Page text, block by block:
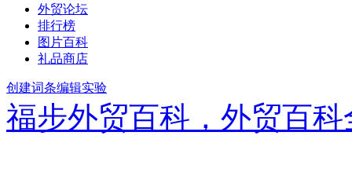
外贸论坛
排行榜
图片百科
礼品商店
创建词条编辑实验
福步外贸百科，外贸百科